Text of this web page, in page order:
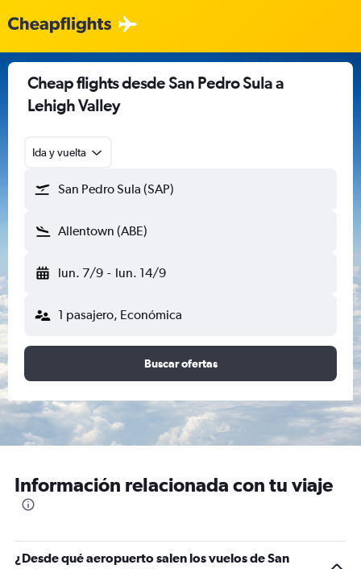
Cheap flights desde San Pedro Sula a
Lehigh Valley
Ida y vuelta
San Pedro Sula (SAP)
Allentown (ABE)
lun. 7/9 - lun. 14/9
1 pasajero, Económica
Buscar ofertas
Información relacionada con tu viaje
¿Desde qué aeropuerto salen los vuelos de San